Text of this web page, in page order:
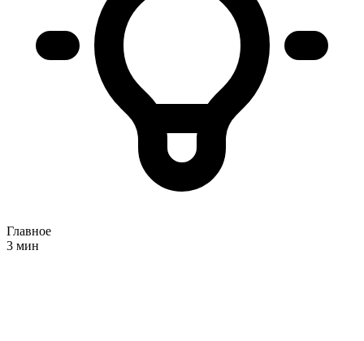
Главное
3 мин